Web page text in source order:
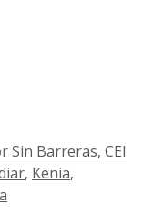
Sin Barreras, CEI
, Kenia,